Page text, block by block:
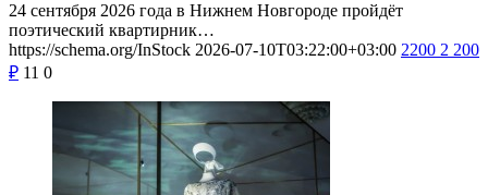
24 сентября 2026 года в Нижнем Новгороде пройдёт
поэтический квартирник…
https://schema.org/InStock 2026-07-10T03:22:00+03:00 2200 2 200
₽ 11 0